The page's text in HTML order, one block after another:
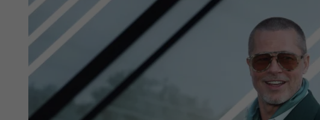
ЕНЕРГЕТИКА
МУЛТИМЕДИЯ